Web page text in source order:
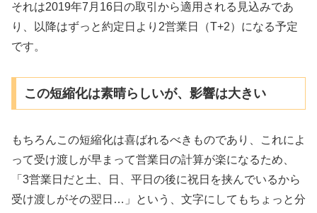
それは2019年7月16日の取引から適用される見込みであ
り、以降はずっと約定日より2営業日（T+2）になる予定
です。
この短縮化は素晴らしいが、影響は大きい
もちろんこの短縮化は喜ばれるべきものであり、これによ
って受け渡しが早まって営業日の計算が楽になるため、
「3営業日だと土、日、平日の後に祝日を挟んでいるから
受け渡しがその翌日…」という、文字にしてもちょっと分